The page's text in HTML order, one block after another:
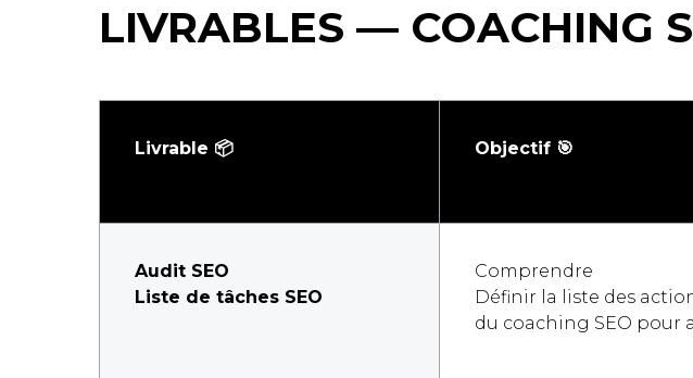
LIVRABLES — COACHING
Livrable 📦 Objectif 🎯
Audit SEO
Liste de tâches SEO
Comprendre
Définir la liste des
du coaching SEO pour